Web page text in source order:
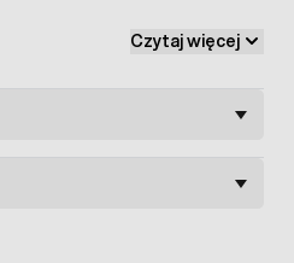
żarówkę o maksymalnej mocy
uzyskać światło o
Czytaj więcej